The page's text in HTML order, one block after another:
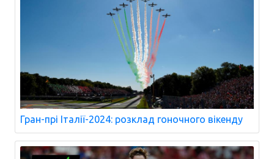
Гран-прі Італії-2024: розклад гоночного вікенду